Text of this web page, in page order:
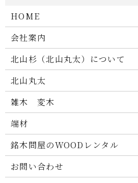
HOME
会社案内
北山杉（北山丸太）について
北山丸太
雑木 変木
端材
銘木問屋のWOODレンタル
お問い合わせ